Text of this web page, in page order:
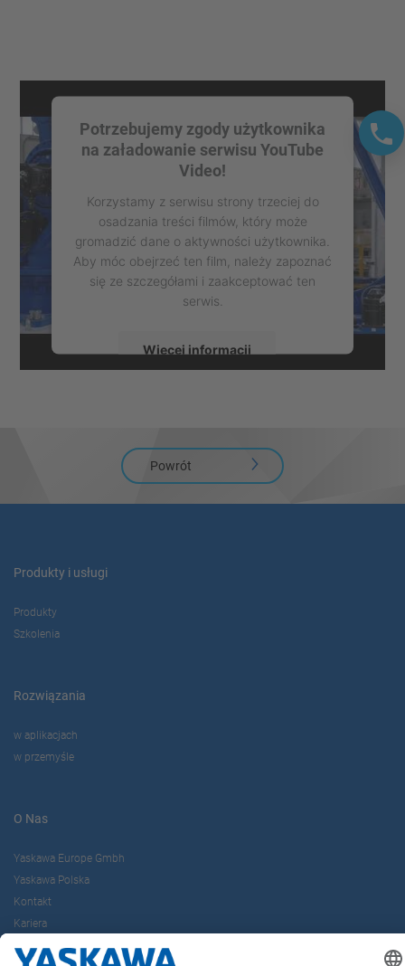
Potrzebujemy zgody użytkownika
na załadowanie serwisu YouTube
Video!
Korzystamy z serwisu strony trzeciej do
osadzania treści filmów, który może
gromadzić dane o aktywności użytkownika.
Aby móc obejrzeć ten film, należy zapoznać
się ze szczegółami i zaakceptować ten
serwis.
Więcej informacji
Management Platform
Powrót
Produkty i usługi
Produkty
Szkolenia
Rozwiązania
w aplikacjach
w przemyśle
O Nas
Yaskawa Europe Gmbh
Yaskawa Polska
Kontakt
Kariera